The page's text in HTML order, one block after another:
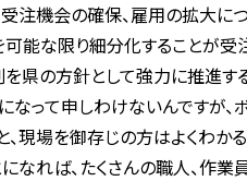
注機会の確保、雇用の拡大に
な限り細分化することが受
県の方針として強力に推進
なって申しわけないんですが
現場を御存じの方はよくわか
なれば、たくさんの職人、作